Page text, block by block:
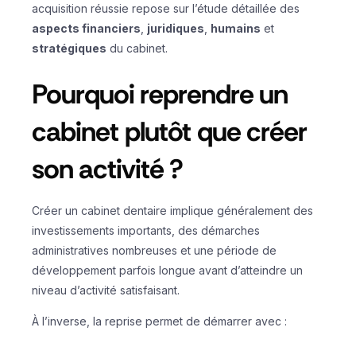
acquisition réussie repose sur l’étude détaillée des
aspects financiers juridiques humains et
stratégiques du cabinet.
Pourquoi reprendre un
cabinet plutôt que créer
son activité ?
Créer un cabinet dentaire implique généralement des
investissements importants, des démarches
administratives nombreuses et une période de
développement parfois longue avant d’atteindre un
niveau d’activité satisfaisant.
À l’inverse, la reprise permet de démarrer avec :